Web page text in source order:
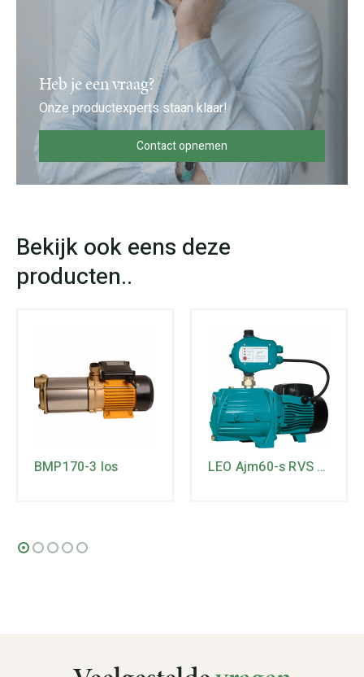
Heb je een vraag?
Onze productexperts staan klaar!
Contact opnemen
BMP170-3 los LEO Ajm60-s RVS JET-pomp